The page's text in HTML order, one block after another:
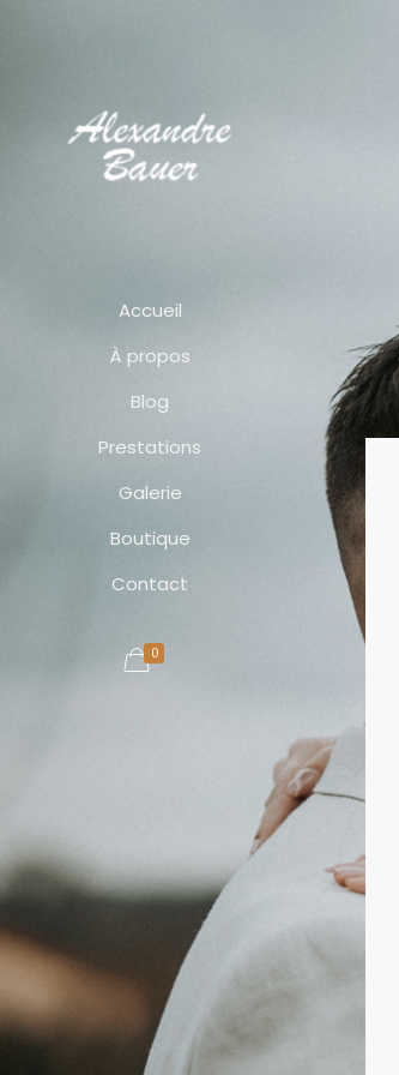
Accueil
À propos
Blog
Prestations
Galerie
Boutique
Contact
0